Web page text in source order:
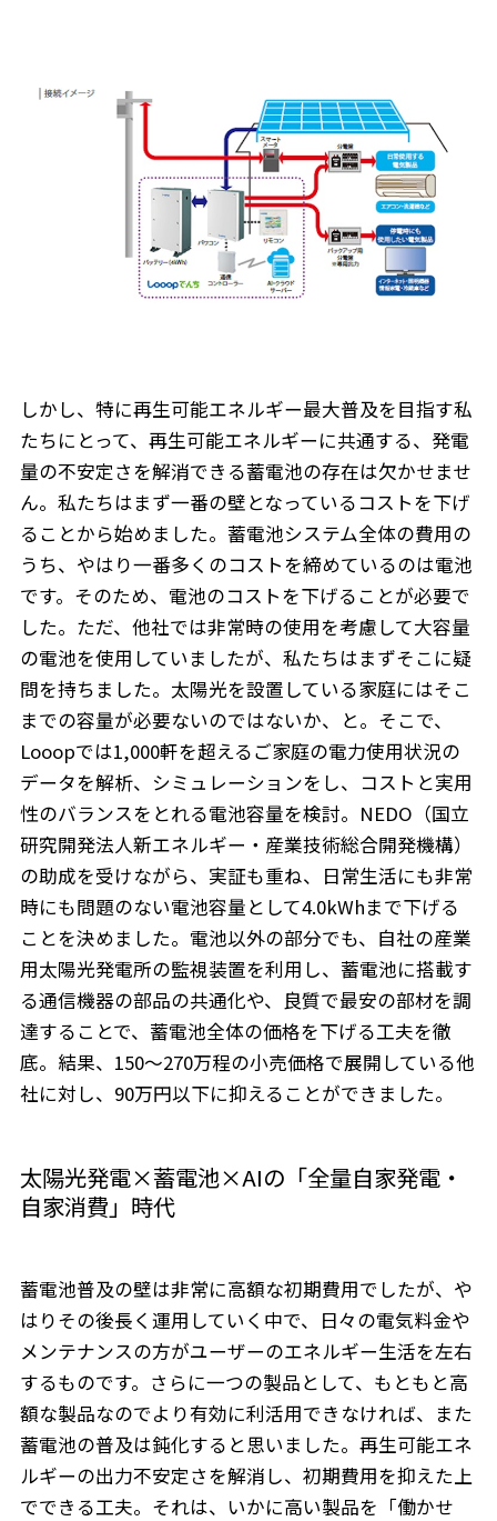
しかし、特に再生可能エネルギー最大普及を目指す私
たちにとって、再生可能エネルギーに共通する、発電
量の不安定さを解消できる蓄電池の存在は欠かせませ
ん。私たちはまず一番の壁となっているコストを下げ
ることから始めました。蓄電池システム全体の費用の
うち、やはり一番多くのコストを締めているのは電池
です。そのため、電池のコストを下げることが必要で
した。ただ、他社では非常時の使用を考慮して大容量
の電池を使用していましたが、私たちはまずそこに疑
問を持ちました。太陽光を設置している家庭にはそこ
までの容量が必要ないのではないか、と。そこで、
Looopでは1,000軒を超えるご家庭の電力使用状況の
データを解析、シミュレーションをし、コストと実用
性のバランスをとれる電池容量を検討。NEDO（国立
研究開発法人新エネルギー・産業技術総合開発機構）
の助成を受けながら、実証も重ね、日常生活にも非常
時にも問題のない電池容量として4.0kWhまで下げる
ことを決めました。電池以外の部分でも、自社の産業
用太陽光発電所の監視装置を利用し、蓄電池に搭載す
る通信機器の部品の共通化や、良質で最安の部材を調
達することで、蓄電池全体の価格を下げる工夫を徹
底。結果、150～270万程の小売価格で展開している他
社に対し、90万円以下に抑えることができました。
太陽光発電×蓄電池×AIの「全量自家発電・
自家消費」時代
蓄電池普及の壁は非常に高額な初期費用でしたが、や
はりその後長く運用していく中で、日々の電気料金や
メンテナンスの方がユーザーのエネルギー生活を左右
するものです。さらに一つの製品として、もともと高
額な製品なのでより有効に利活用できなければ、また
蓄電池の普及は鈍化すると思いました。再生可能エネ
ルギーの出力不安定さを解消し、初期費用を抑えた上
でできる工夫。それは、いかに高い製品を「働かせ